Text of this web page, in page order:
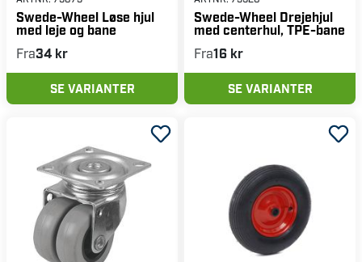
Swede-Wheel Løse hjul
med leje og bane
Fra34 kr
SE VARIANTER
Swede-Wheel Drejehjul
med centerhul, TPE-bane
Fra16 kr
SE VARIANTER